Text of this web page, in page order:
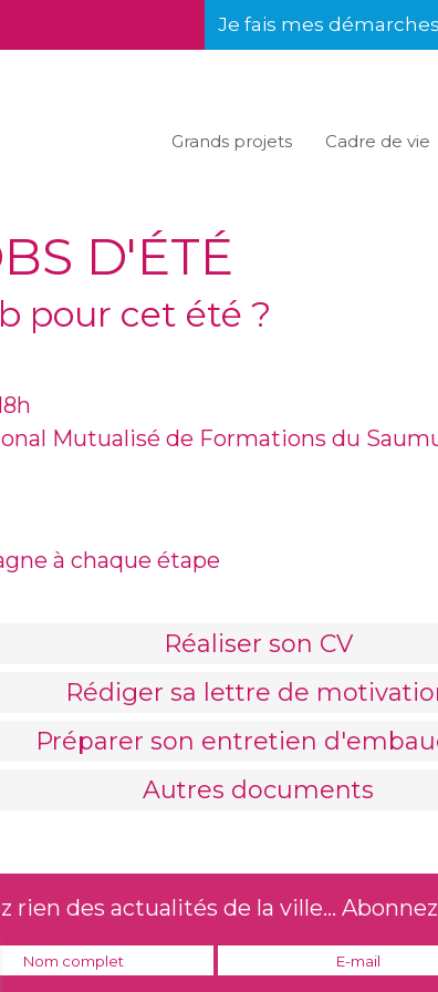
Je fais mes démarches
Grands projets Cadre de vie
D'ÉTÉ
pour cet été ?
Mutualisé de Formations du
à chaque étape
Réaliser son CV
Rédiger sa lettre de
Préparer son entretien
Autres documents
rien des actualités de la ville...